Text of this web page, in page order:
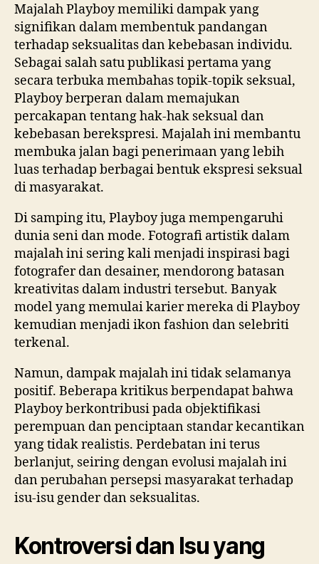
Majalah Playboy memiliki dampak yang
signifikan dalam membentuk pandangan
terhadap seksualitas dan kebebasan individu.
Sebagai salah satu publikasi pertama yang
secara terbuka membahas topik-topik seksual,
Playboy berperan dalam memajukan
percakapan tentang hak-hak seksual dan
kebebasan berekspresi. Majalah ini membantu
membuka jalan bagi penerimaan yang lebih
luas terhadap berbagai bentuk ekspresi seksual
di masyarakat.
Di samping itu, Playboy juga mempengaruhi
dunia seni dan mode. Fotografi artistik dalam
majalah ini sering kali menjadi inspirasi bagi
fotografer dan desainer, mendorong batasan
kreativitas dalam industri tersebut. Banyak
model yang memulai karier mereka di Playboy
kemudian menjadi ikon fashion dan selebriti
terkenal.
Namun, dampak majalah ini tidak selamanya
positif. Beberapa kritikus berpendapat bahwa
Playboy berkontribusi pada objektifikasi
perempuan dan penciptaan standar kecantikan
yang tidak realistis. Perdebatan ini terus
berlanjut, seiring dengan evolusi majalah ini
dan perubahan persepsi masyarakat terhadap
isu-isu gender dan seksualitas.
Kontroversi dan Isu yang